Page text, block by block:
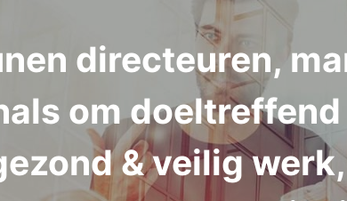
directeuren,
om
& veilig